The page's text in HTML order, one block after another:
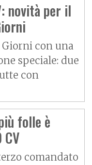
novità per il
Giorni con una
speciale: due
con
folle è
comandato